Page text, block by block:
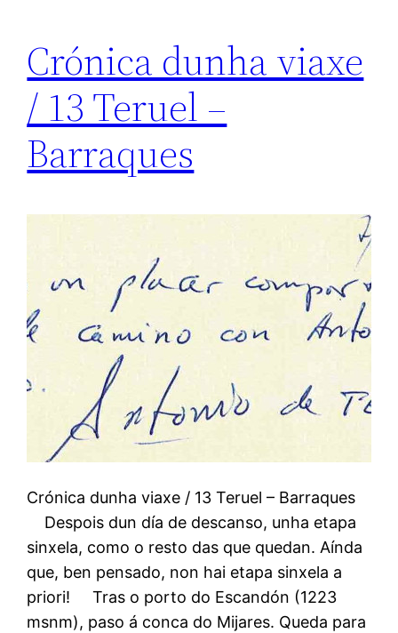
Crónica dunha viaxe
/ 13 Teruel –
Barraques
Crónica dunha viaxe / 13 Teruel – Barraques
Despois dun día de descanso, unha etapa
sinxela, como o resto das que quedan. Aínda
que, ben pensado, non hai etapa sinxela a
priori! Tras o porto do Escandón (1223
msnm), paso á conca do Mijares. Queda para